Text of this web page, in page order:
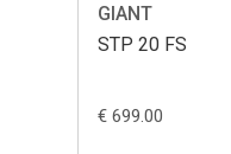
GIANT
STP 20 FS
€ 699.00